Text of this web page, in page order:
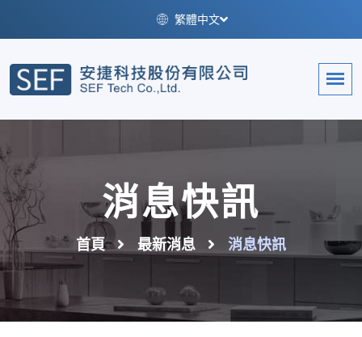
繁體中文
消息快訊
首頁 最新消息 消息快訊